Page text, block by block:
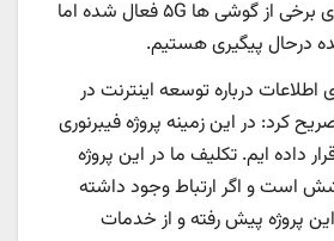
توسعه می دهند. برای برخی از گوشی ها ۵G فعال شده اما
درحال پیگیری هستیم.
اطلاعات درباره توسعه اینترنت در
کرد: در این زمینه پروژه فیبرنوری
داده ایم. ‌تکلیف ما در این پروژه
پوشش است و اگر ارتباط وجود داشته
پروژه پیش رفته و از خدمات